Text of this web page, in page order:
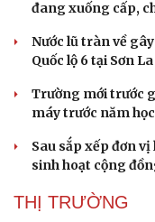
Ăn sạch sống khỏe
Chọn hiệu trưởng
thực và liêm
Hiện trạng khu
đang xuống cấp,
Nước lũ tràn về
Quốc lộ 6 tại Sơn La
Trường mới trước